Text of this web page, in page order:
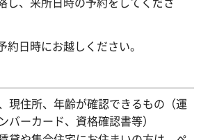
日時にお越しください。
現住所、年齢が確認できるもの（運
バーカード、資格確認書等）